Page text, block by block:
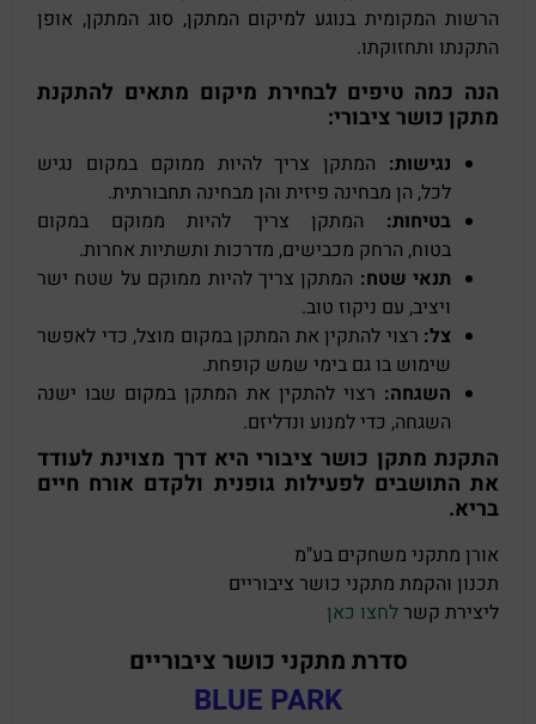
הרשות המקומית בנוגע למיקום המתקן, סוג המתקן, אופן
התקנתו ותחזוקתו.
הנה כמה טיפים לבחירת מיקום מתאים להתקנת
מתקן כושר ציבורי:
נגישות: המתקן צריך להיות ממוקם במקום נגיש
לכל, הן מבחינה פיזית והן מבחינה תחבורתית.
בטיחות: המתקן צריך להיות ממוקם במקום
בטוח, הרחק מכבישים, מדרכות ותשתיות אחרות.
תנאי שטח: המתקן צריך להיות ממוקם על שטח ישר
ויציב, עם ניקוז טוב.
צל: רצוי להתקין את המתקן במקום מוצל, כדי לאפשר
שימוש בו גם בימי שמש קופחת.
השגחה: רצוי להתקין את המתקן במקום שבו ישנה
השגחה, כדי למנוע ונדליזם.
התקנת מתקן כושר ציבורי היא דרך מצוינת לעודד
את התושבים לפעילות גופנית ולקדם אורח חיים
בריא.
אורן מתקני משחקים בע"מ
תכנון והקמת מתקני כושר ציבוריים
ליצירת קשרלחצו כאן
סדרת מתקני כושר ציבוריים
BLUE PARK